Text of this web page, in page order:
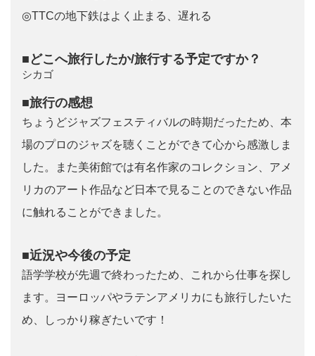
◎TTCの地下鉄はよく止まる、遅れる
■どこへ旅行したか/旅行する予定ですか？
シカゴ
■旅行の感想
ちょうどジャズフェスティバルの時期だったため、本
場のプロのジャズを聴くことができて心から感激しま
した。また美術館では有名作家のコレクション、アメ
リカのアート作品など日本で見ることのできない作品
に触れることができました。
■近況や今後の予定
語学学校が先週で終わったため、これから仕事を探し
ます。ヨーロッパやラテンアメリカにも旅行したいた
め、しっかり稼ぎたいです！